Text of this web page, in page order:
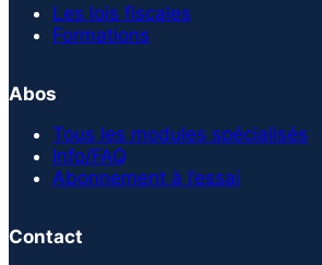
Les lois fiscales
Formations
Abos
Tous les modules spécialisés
Info/FAQ
Abonnement à l’essai
Contact